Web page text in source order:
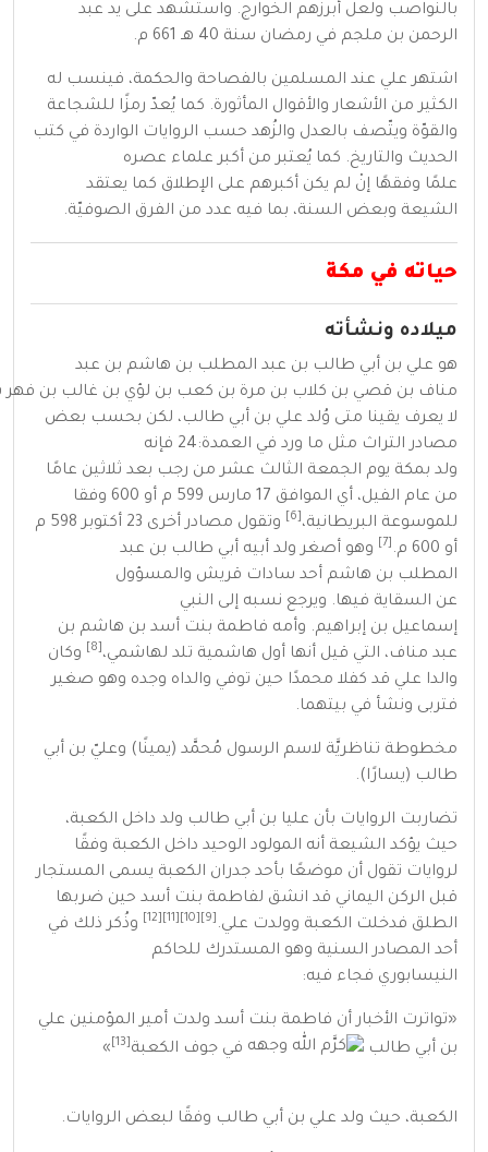
بالنواصب ولعل أبرزهم الخوارج. واستشهد على يد عبد
الرحمن بن ملجم في رمضان سنة 40 هـ 661 م.
اشتهر علي عند المسلمين بالفصاحة والحكمة، فينسب له
الكثير من الأشعاروالأقوال المأثورة. كما يُعدّ رمزًا للشجاعة
والقوّة ويتّصف بالعدل والزُهد حسب الروايات الواردة في كتب
الحديث والتاريخ. كما يُعتبر من أكبر علماء عصره
علمًا وفقهًا إنْ لم يكن أكبرهم على الإطلاق كما يعتقد
الشيعة وبعض السنة، بما فيه عدد من الفرق الصوفيّة.
حياته في مكة
ميلاده ونشأته
هو علي بن أبي طالب بن عبد المطلب بن هاشم بن عبد
مناف بن قصي بن كلاب بن مرة بن كعب بن لؤي بن غالب بن فهر
لا يعرف يقينا متى وُلد علي بن أبي طالب، لكن بحسب بعض
مصادر التراث مثل ما ورد في العمدة:24
فإنه
ولد بمكة يوم الجمعة الثالث عشر من رجب بعد ثلاثين عامًا
من عام الفيل، أي الموافق 17 مارس 599 م أو 600 وفقا
للموسوعة البريطانية،
وتقول مصادر أخرى 23 أكتوبر 598 م
أو 600 م. وهو أصغر ولد أبيه أبي طالب بن عبد
المطلب بن هاشم أحد سادات قريش والمسؤول
عن السقاية فيها. ويرجع نسبه إلى النبي
إسماعيل بن إبراهيم. وأمه فاطمة بنت أسد بن هاشم بن
عبد مناف، التي قيل أنها أول هاشمية تلد لهاشمي،
وكان
والدا علي قد كفلا محمدًا حين توفي والداه وجده وهو صغير
فتربى ونشأ في بيتهما.
مخطوطة تناظريَّة لاسم الرسول مُحمَّد (يمينًا) وعليّ بن أبي
طالب (يسارًا).
تضاربت الروايات بأن عليا بن أبي طالب ولد داخل الكعبة،
حيث يؤكد الشيعة أنه المولود الوحيد داخل الكعبة وفقًا
لروايات تقول أن موضعًا بأحد جدران الكعبة يسمى المستجار
قبل الركن اليماني قد انشق لفاطمة بنت أسد حين ضربها
الطلق فدخلت الكعبة وولدت علي.
وذُكر ذلك في
أحد المصادر السنية وهو المستدرك للحاكم
النيسابوري فجاء فيه:
«تواترت الأخبار أن فاطمة بنت أسد ولدت أمير المؤمنين علي
بن أبي طالب
في جوف الكعبة »
الكعبة، حيث ولد علي بن أبي طالب وفقًا لبعض الروايات.